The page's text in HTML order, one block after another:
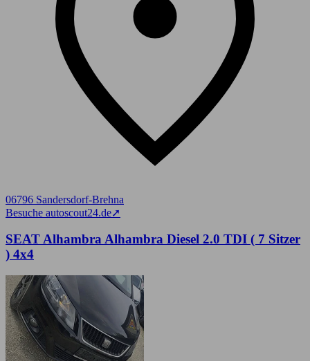
06796 Sandersdorf-Brehna
Besuche autoscout24.de➚
SEAT Alhambra Alhambra Diesel 2.0 TDI ( 7 Sitzer
) 4x4